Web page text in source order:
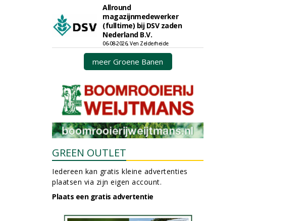
Allround
magazijnmedewerker
(fulltime) bij DSV zaden
Nederland B.V.
06-08-2026, Ven Zelderheide
meer Groene Banen
GREEN OUTLET
Iedereen kan gratis kleine advertenties
plaatsen via zijn eigen account.
Plaats een gratis advertentie